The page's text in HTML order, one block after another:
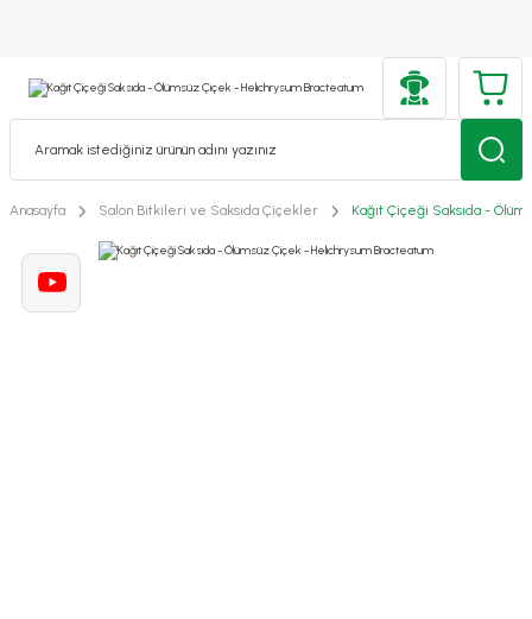
Anasayfa Salon Bitkileri ve Saksıda Çiçekler Kağıt Çiçeği Saksıda -